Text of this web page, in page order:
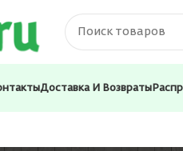
Доставка И Возвраты